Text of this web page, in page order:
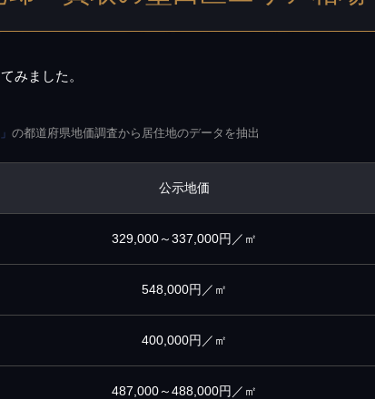
みました。
の都道府県地価調査から居住地のデータを抽出
公示地価
329,000～337,000円／㎡
548,000円／㎡
400,000円／㎡
487,000～488,000円／㎡